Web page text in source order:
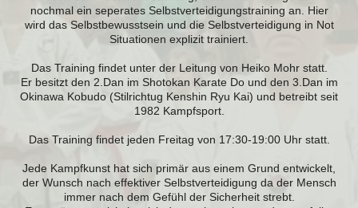
nochmal ein seperates Selbstverteidigungstraining an. Hier
wird das Selbstbewusstsein und die Selbstverteidigung in Not
Situationen explizit trainiert.
Das Training findet unter der Leitung von Heiko Mohr statt.
Er besitzt den 2.Dan im Shotokan Karate Do und den 3.Dan im
Okinawa Kobudo (Stilrichtug Kenshin Ryu Kai) und betreibt seit
1982 Kampfsport.
Das Training findet jeden Freitag von 17:30-19:00 Uhr statt.
Jede Kampfkunst hat sich primär aus einem Grund entwickelt,
der Wunsch nach effektiver Selbstverteidigung da der Mensch
immer nach dem Gefühl der Sicherheit strebt.